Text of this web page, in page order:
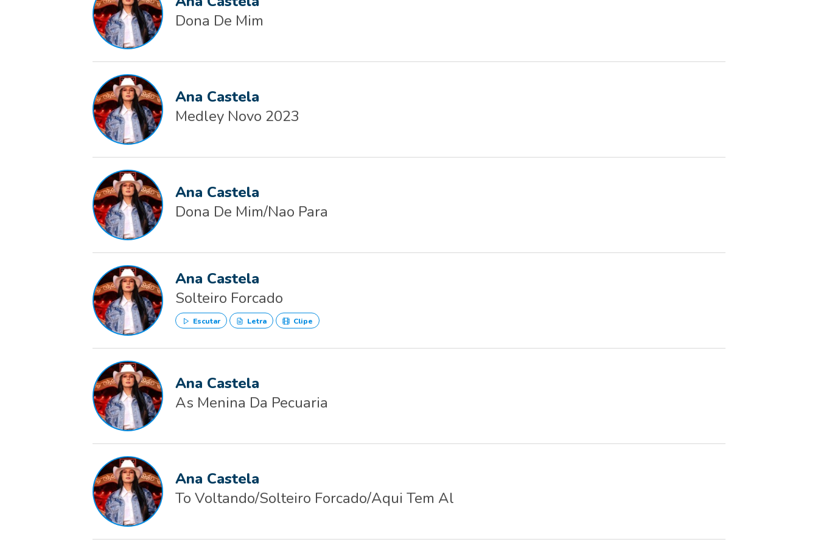
Dona De Mim
Ana Castela
Medley Novo 2023
Ana Castela
Dona De Mim/Nao Para
Ana Castela
Solteiro Forcado
Escutar Letra Clipe
Ana Castela
As Menina Da Pecuaria
Ana Castela
To Voltando/Solteiro Forcado/Aqui Tem Al